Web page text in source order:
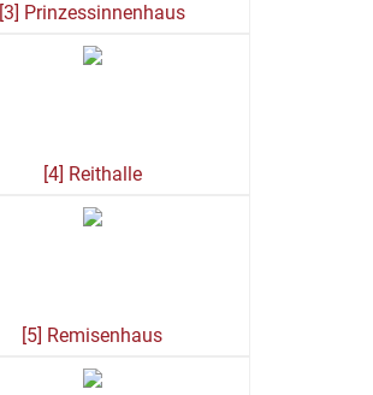
[3] Prinzessinnenhaus
[4] Reithalle
[5] Remisenhaus